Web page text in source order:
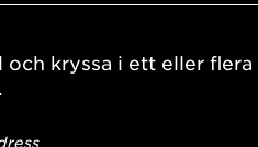
och kryssa i ett eller